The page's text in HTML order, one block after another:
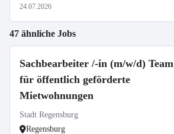
24.07.2026
47 ähnliche Jobs
Sachbearbeiter /-in (m/w/d) Team
für öffentlich geförderte
Mietwohnungen
Stadt Regensburg
Regensburg